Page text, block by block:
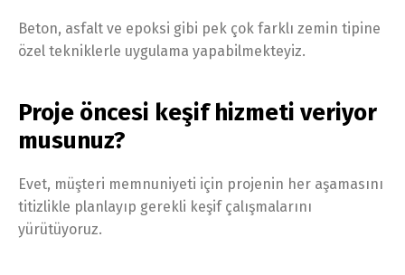
Beton, asfalt ve epoksi gibi pek çok farklı zemin tipine
özel tekniklerle uygulama yapabilmekteyiz.
Proje öncesi keşif hizmeti veriyor
musunuz?
Evet, müşteri memnuniyeti için projenin her aşamasını
titizlikle planlayıp gerekli keşif çalışmalarını
yürütüyoruz.